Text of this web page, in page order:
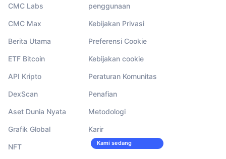
CMC Labs
CMC Max
Berita Utama
ETF Bitcoin
API Kripto
DexScan
Aset Dunia Nyata
Grafik Global
NFT
penggunaan
Kebijakan Privasi
Preferensi Cookie
Kebijakan cookie
Peraturan Komunitas
Penafian
Metodologi
Karir
Kami sedang
merekrut!